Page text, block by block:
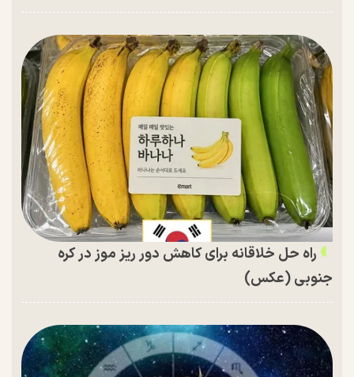
راه حل خلاقانه برای کاهش دور ریز موز در کره
جنوبی (عکس)